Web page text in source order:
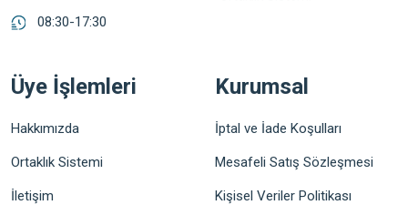
08:30-17:30
Üye İşlemleri
Hakkımızda
Ortaklık Sistemi
İletişim
Kurumsal
İptal ve İade Koşulları
Mesafeli Satış Sözleşmesi
Kişisel Veriler Politikası